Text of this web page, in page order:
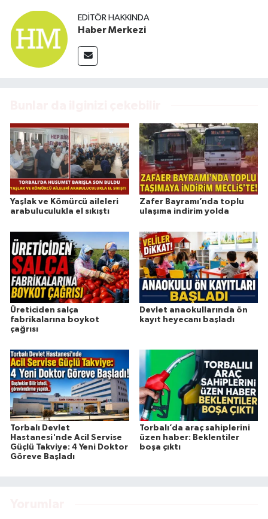
EDITÖR HAKKINDA
Haber Merkezi
Yaşlak ve Kömürcü aileleri
arabuluculukla el sıkıştı
Zafer Bayramı’nda toplu
ulaşıma indirim yolda
Üreticiden salça
fabrikalarına boykot
çağrısı
Devlet anaokullarında ön
kayıt heyecanı başladı
Torbalı Devlet
Hastanesi'nde Acil Servise
Güçlü Takviye: 4 Yeni Doktor
Göreve Başladı
Torbalı’da araç sahiplerini
üzen haber: Beklentiler
boşa çıktı